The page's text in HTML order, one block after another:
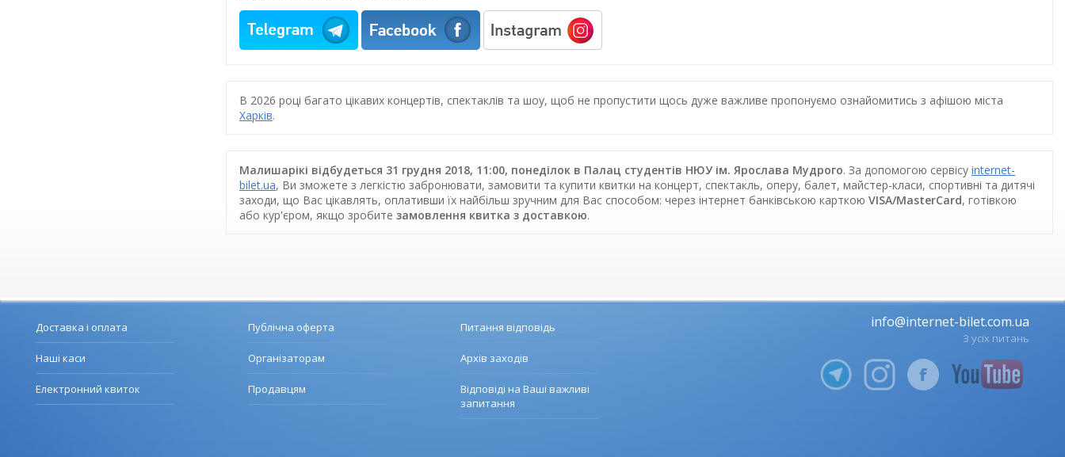
В 2026 році багато цікавих концертів, спектаклів та шоу, щоб не пропустити щось дуже важливе пропонуємо ознайомитись з афішою міста
Харків.
Малишарікі відбудеться 31 грудня 2018, 11:00, понеділок в Палац студентів НЮУ ім. Ярослава Мудрого. За допомогою сервісу internet-
bilet.ua, Ви зможете з легкістю забронювати, замовити та купити квитки на концерт, спектакль, оперу, балет, майстер-класи, спортивні та дитячі
заходи, що Вас цікавлять, оплативши їх найбільш зручним для Вас способом: через інтернет банківською карткою VISA/MasterCard, готівкою
або кур'єром, якщо зробите замовлення квитка з доставкою.
Доставка і оплата
Наші каси
Електронний квиток
Публічна оферта
Організаторам
Продавцям
Питання відповідь
Архів заходів
Відповіді на Ваші важливі
запитання
info@internet-bilet.com.ua
З усіх питань